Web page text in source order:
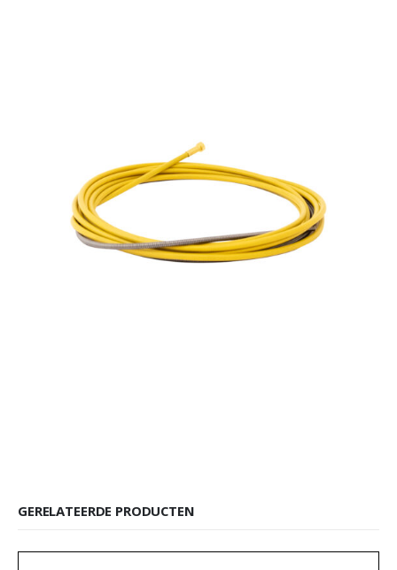
GERELATEERDE PRODUCTEN